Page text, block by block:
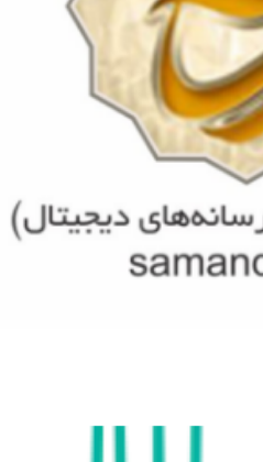
قابل ارائه پزشک